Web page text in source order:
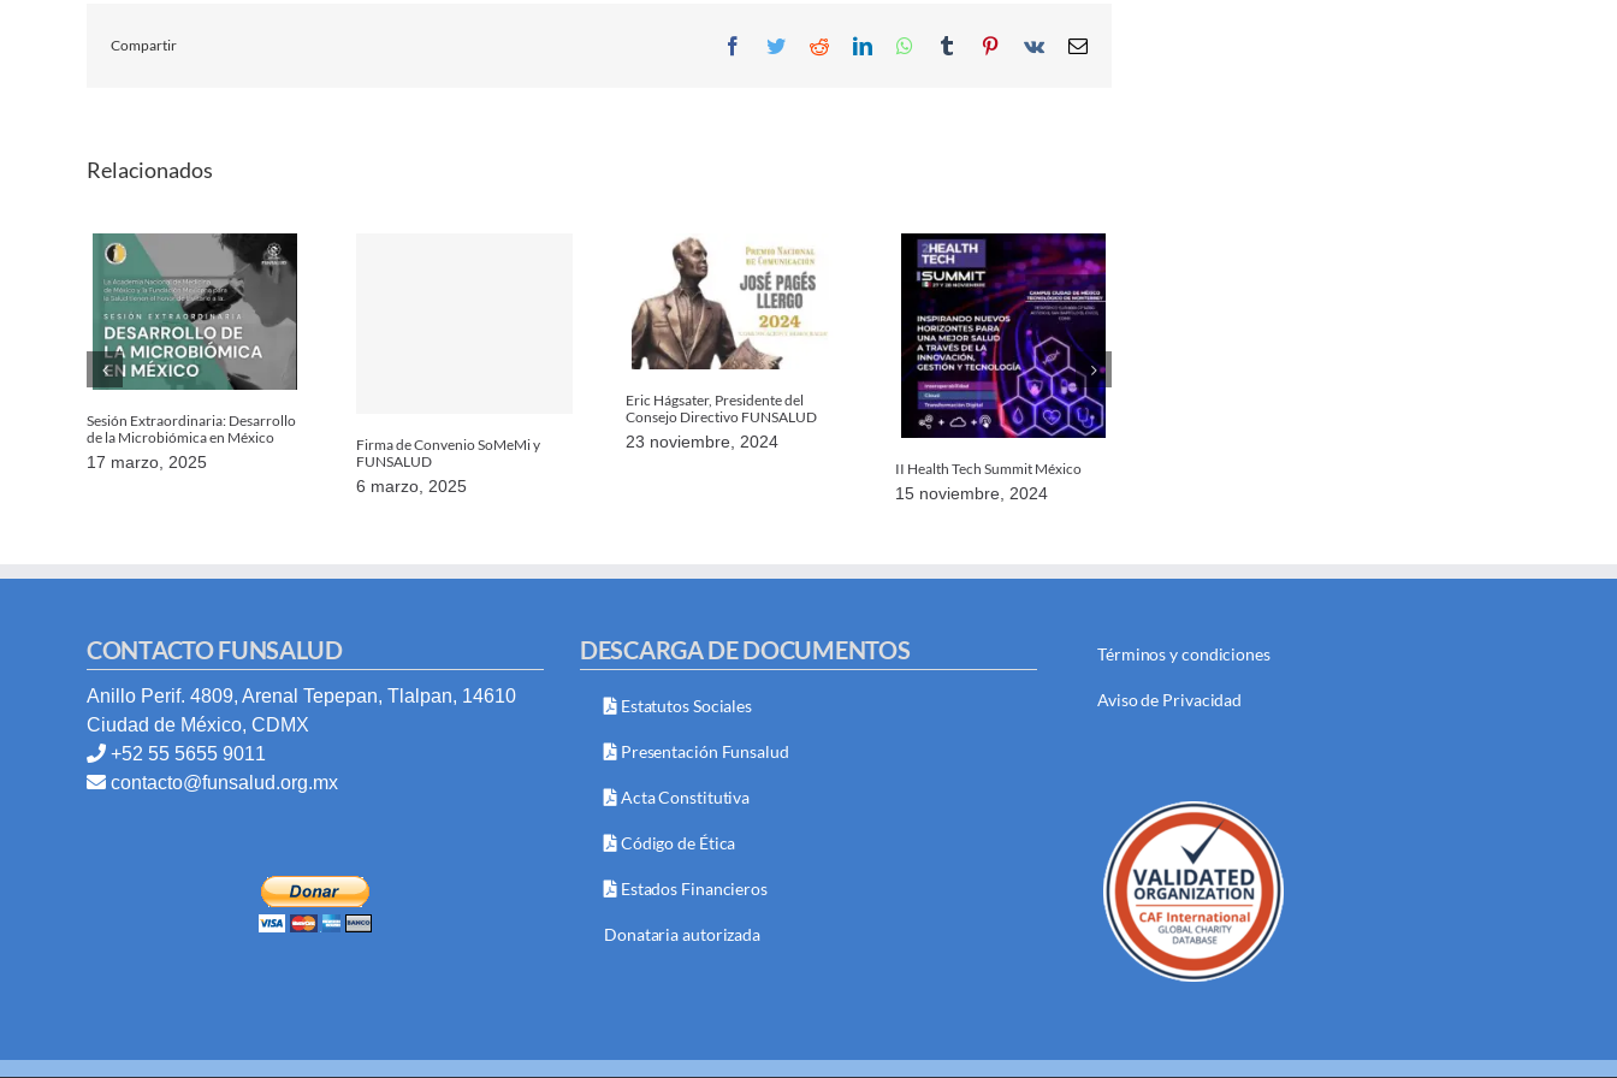
Compartir Facebook
TwitterRedditLinkedInWhatsApp
Tumblr Pinterest
Vk Email
Relacionados
Sesión Extraordinaria: Desarrollo
de la Microbiómica en México
17 marzo, 2025
Firma de Convenio SoMeMi y
FUNSALUD
6 marzo, 2025
Eric Hágsater, Presidente del
Consejo Directivo FUNSALUD
23 noviembre, 2024
II Health Tech Summit México
15 noviembre, 2024
CONTACTO FUNSALUD
Anillo Perif. 4809, Arenal Tepepan, Tlalpan, 14610
Ciudad de México, CDMX
+52 55 5655 9011
contacto@funsalud.org.mx
DESCARGA DE DOCUMENTOS
Estatutos Sociales
Presentación Funsalud
Acta Constitutiva
Código de Ética
Estados Financieros
Donataria autorizada
Términos y condiciones
Aviso de Privacidad